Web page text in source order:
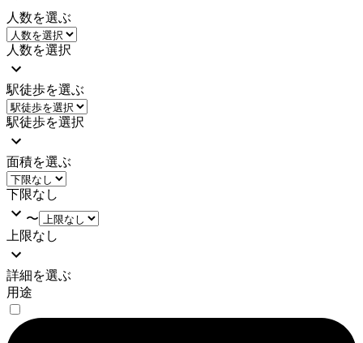
人数を選ぶ
人数を選択
駅徒歩を選ぶ
駅徒歩を選択
面積を選ぶ
下限なし
〜
上限なし
詳細を選ぶ
用途